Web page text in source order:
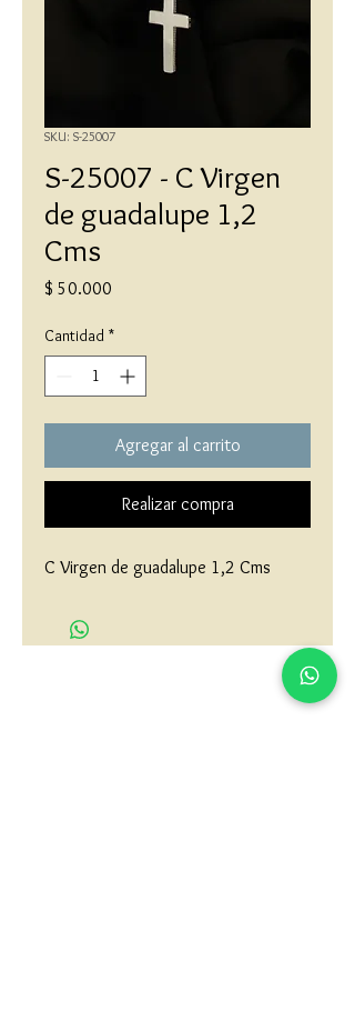
SKU: S-25007
S-25007 - C Virgen
de guadalupe 1,2
Cms
$ 50.000
Cantidad *
Agregar al carrito
Realizar compra
C Virgen de guadalupe 1,2 Cms